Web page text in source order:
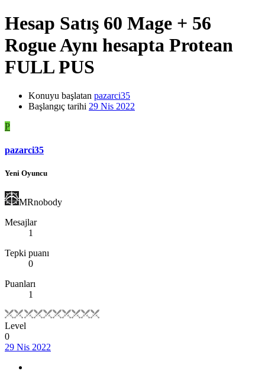
Hesap Satış 60 Mage + 56
Rogue Aynı hesapta Protean
FULL PUS
Konuyu başlatan pazarci35
Başlangıç tarihi 29 Nis 2022
P
pazarci35
Yeni Oyuncu
MRnobody
Mesajlar
1
Tepki puanı
0
Puanları
1
Level
0
29 Nis 2022